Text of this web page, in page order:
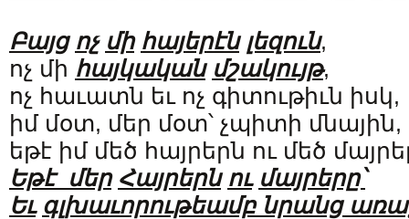
Բայց ոչ մի հայերէն լեզուն,
ոչ մի հայկական մշակույթ,
ոչ հաւատն եւ ոչ գիտութիւն իսկ,
իմ մօտ, մեր մօտ՝ չպիտի մնային,
եթէ իմ մեծ հայրերն ու մեծ
Եթէ
մեր Հայրերն ու մայրերը՝
Եւ գլխաւորութեամբնրանց